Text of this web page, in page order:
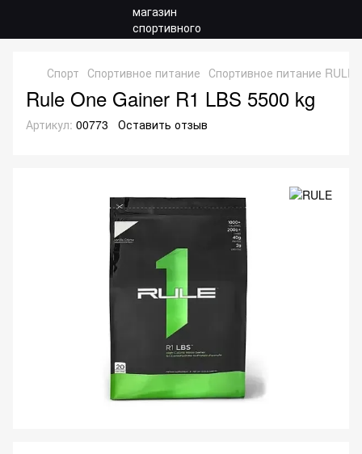
Спорт Спортивное питание Спортивное питание RULE
Rule One Gainer R1 LBS 5500 kg
Артикул: 00773 Оставить отзыв